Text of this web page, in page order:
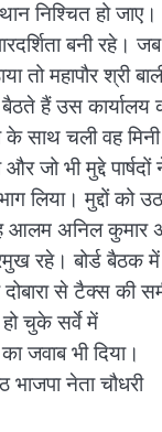
निश्चित हो
बनी रहे। जब
तो महापौर श्री
बैठते हैं उस कार्यालय
के साथ चली वह मिनी
जो भी मुद्दे पार्षदों
लिया। मुद्दों को
आलम अनिल कुमार
रहे। बोर्ड बैठक
से टैक्स की
चुके सर्वे में
जवाब भी दिया।
भाजपा नेता चौधरी